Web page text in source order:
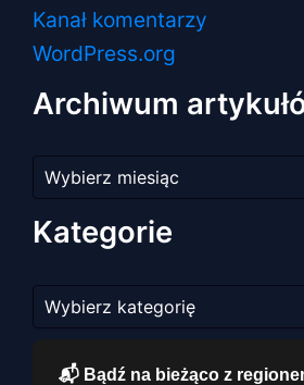
Kanał komentarzy
WordPress.org
Archiwum
artykułów
Kategorie
📬 Bądź na bieżąco z